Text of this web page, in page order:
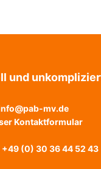
und
mv.de
Kontaktformular
+49 (0) 30 36 44 52 43